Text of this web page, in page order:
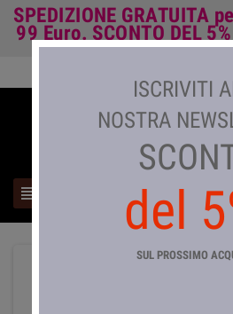
SPEDIZIONE GRATUITA
99 Euro. SCONTO DEL 5%

ISCRIVITI
NOSTRA
del
SUL PROSSIMO